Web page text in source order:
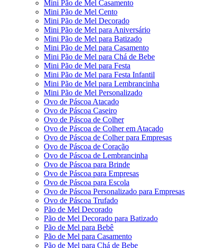
Mini Pão de Mel Casamento
Mini Pão de Mel Cento
Mini Pão de Mel Decorado
Mini Pão de Mel para Aniversário
Mini Pão de Mel para Batizado
Mini Pão de Mel para Casamento
Mini Pão de Mel para Chá de Bebe
Mini Pão de Mel para Festa
Mini Pão de Mel para Festa Infantil
Mini Pão de Mel para Lembrancinha
Mini Pão de Mel Personalizado
Ovo de Páscoa Atacado
Ovo de Páscoa Caseiro
Ovo de Páscoa de Colher
Ovo de Páscoa de Colher em Atacado
Ovo de Páscoa de Colher para Empresas
Ovo de Páscoa de Coração
Ovo de Páscoa de Lembrancinha
Ovo de Páscoa para Brinde
Ovo de Páscoa para Empresas
Ovo de Páscoa para Escola
Ovo de Páscoa Personalizado para Empresas
Ovo de Páscoa Trufado
Pão de Mel Decorado
Pão de Mel Decorado para Batizado
Pão de Mel para Bebê
Pão de Mel para Casamento
Pão de Mel para Chá de Bebe